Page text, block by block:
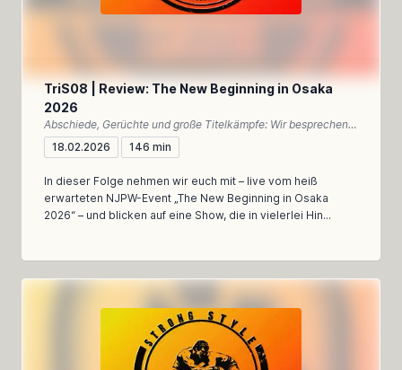
TriS08 | Review: The New Beginning in Osaka
2026
Abschiede, Gerüchte und große Titelkämpfe: Wir besprechen New Beginning in Osaka 2026 – emotional, meinungsstark und dennoch analytisch
18.02.2026
146 min
In dieser Folge nehmen wir euch mit – live vom heiß
erwarteten NJPW-Event „The New Beginning in Osaka
2026“ – und blicken auf eine Show, die in vielerlei Hin...